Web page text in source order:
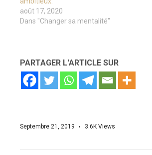
août 17, 2020
Dans "Changer sa mentalité"
PARTAGER L'ARTICLE SUR
Septembre 21, 2019 3.6K Views